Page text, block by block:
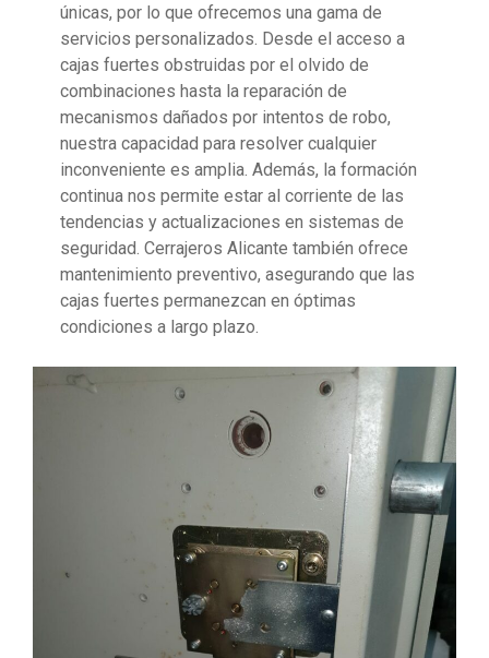
únicas, por lo que ofrecemos una gama de
servicios personalizados. Desde el acceso a
cajas fuertes obstruidas por el olvido de
combinaciones hasta la reparación de
mecanismos dañados por intentos de robo,
nuestra capacidad para resolver cualquier
inconveniente es amplia. Además, la formación
continua nos permite estar al corriente de las
tendencias y actualizaciones en sistemas de
seguridad. Cerrajeros Alicante también ofrece
mantenimiento preventivo, asegurando que las
cajas fuertes permanezcan en óptimas
condiciones a largo plazo.